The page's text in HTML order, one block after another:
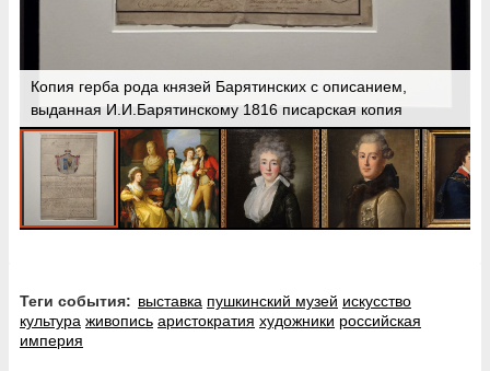
Копия герба рода князей Барятинских с описанием,
выданная И.И.Барятинскому 1816 писарская копия
Теги события: выставка пушкинский музей искусство
культура живопись аристократия художники российская
империя